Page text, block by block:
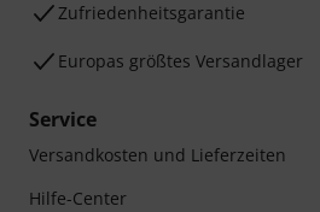
Zufriedenheitsgarantie
Europas größtes Versandlager
Service
Versandkosten und Lieferzeiten
Hilfe-Center